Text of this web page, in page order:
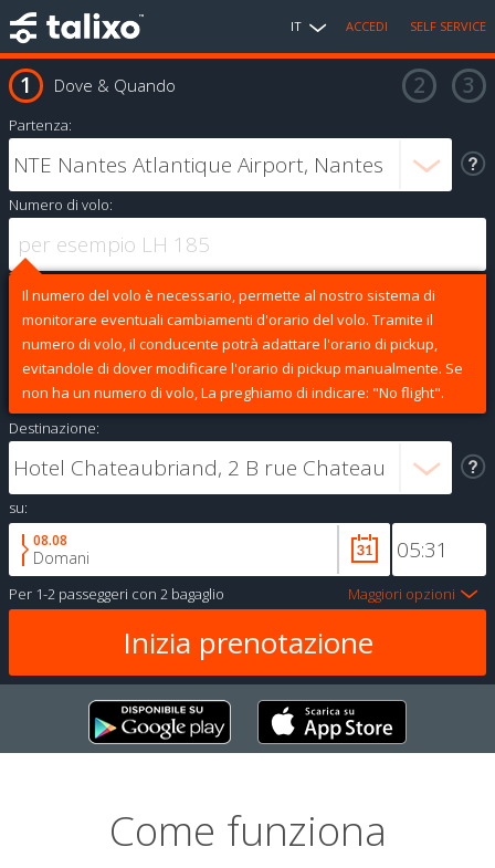
IT ACCEDI SELF SERVICE
Dove & Quando
Partenza:
Numero di volo:
Il numero del volo è necessario, permette al nostro sistema di
monitorare eventuali cambiamenti d'orario del volo. Tramite il
numero di volo, il conducente potrà adattare l'orario di pickup,
evitandole di dover modificare l'orario di pickup manualmente. Se
non ha un numero di volo, La preghiamo di indicare: "No flight".
Destinazione:
su:
08.08
Domani
Per 1-2 passeggeri con 2 bagaglio Maggiori opzioni
Come funziona